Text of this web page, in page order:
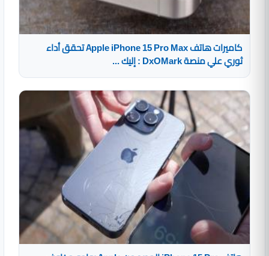
كاميرات هاتف Apple iPhone 15 Pro Max تحقق أداء
ثوري علي منصة DxOMark : إليك ...